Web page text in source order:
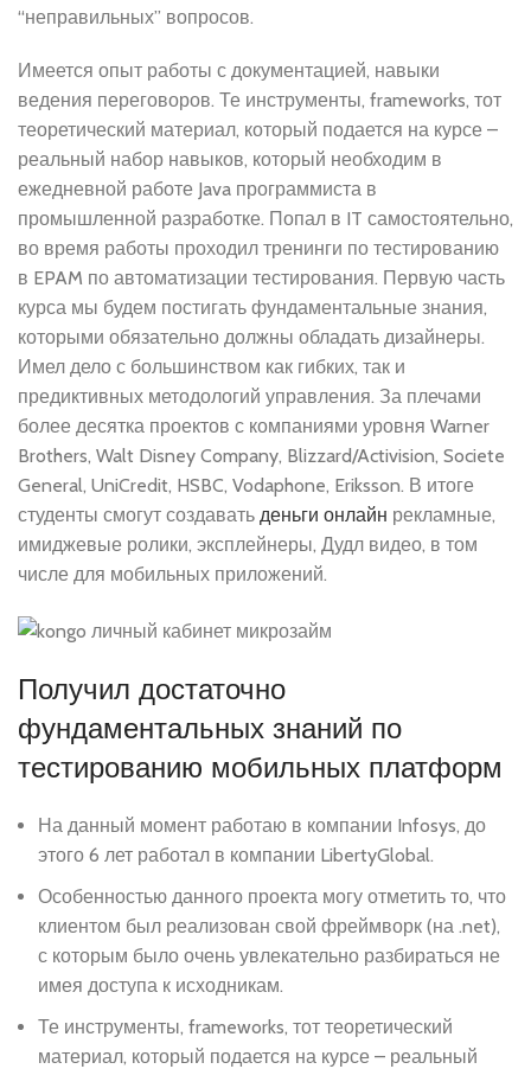
“неправильных” вопросов.
Имеется опыт работы с документацией, навыки
ведения переговоров. Те инструменты, frameworks, тот
теоретический материал, который подается на курсе –
реальный набор навыков, который необходим в
ежедневной работе Java программиста в
промышленной разработке. Попал в IT самостоятельно,
во время работы проходил тренинги по тестированию
в EPAM по автоматизации тестирования. Первую часть
курса мы будем постигать фундаментальные знания,
которыми обязательно должны обладать дизайнеры.
Имел дело с большинством как гибких, так и
предиктивных методологий управления. За плечами
более десятка проектов с компаниями уровня Warner
Brothers, Walt Disney Company, Blizzard/Activision, Societe
General, UniCredit, HSBC, Vodaphone, Eriksson. В итоге
студенты смогут создавать деньги онлайн рекламные,
имиджевые ролики, эксплейнеры, Дудл видео, в том
числе для мобильных приложений.
Получил достаточно
фундаментальных знаний по
тестированию мобильных платформ
На данный момент работаю в компании Infosys, до
этого 6 лет работал в компании LibertyGlobal.
Особенностью данного проекта могу отметить то, что
клиентом был реализован свой фреймворк (на .net),
с которым было очень увлекательно разбираться не
имея доступа к исходникам.
Те инструменты, frameworks, тот теоретический
материал, который подается на курсе – реальный